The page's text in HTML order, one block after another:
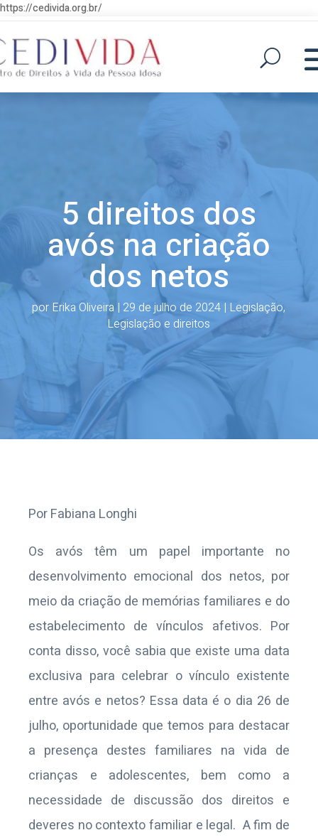
https://cedivida.org.br/
5 direitos dos
avós na criação
dos netos
por Erika Oliveira| 29 de julho de 2024 | Legislação,
Legislação e direitos
Por Fabiana Longhi
Os avós têm um papel importante no
desenvolvimento emocional dos netos, por
meio da criação de memórias familiares e do
estabelecimento de vínculos afetivos. Por
conta disso, você sabia que existe uma data
exclusiva para celebrar o vínculo existente
entre avós e netos? Essa data é o dia 26 de
julho, oportunidade que temos para destacar
a presença destes familiares na vida de
crianças e adolescentes, bem como a
necessidade de discussão dos direitos e
deveres no contexto familiar e legal. A fim de